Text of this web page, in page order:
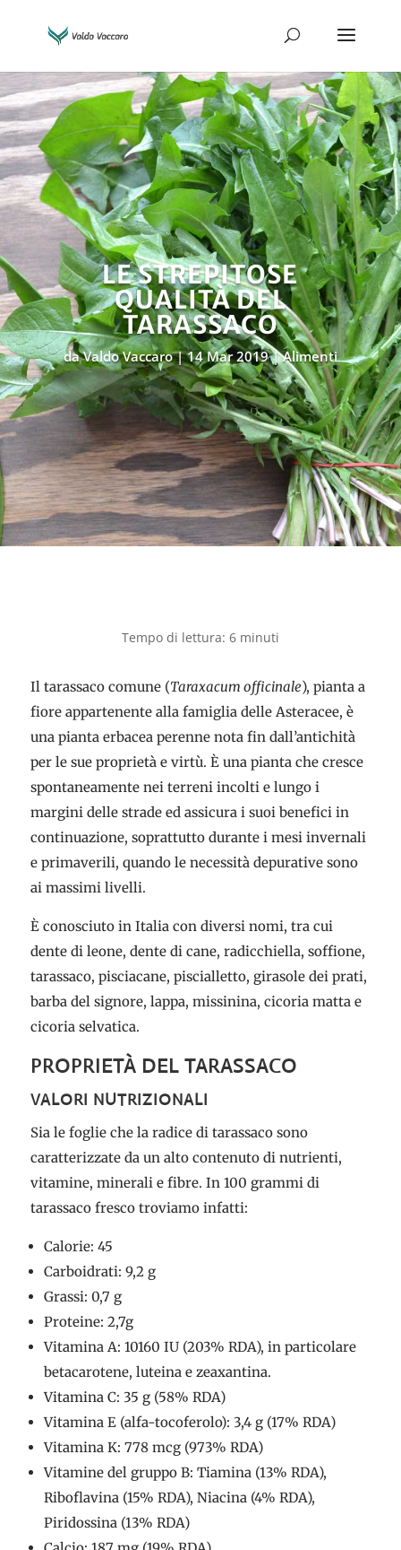
LE STREPITOSE
QUALITÀ DEL
TARASSACO
daValdo Vaccaro 14 Mar 2019 Alimenti
Il tarassaco comune (Taraxacum officinale), pianta a
fiore appartenente alla famiglia delle Asteracee, è
una pianta erbacea perenne nota fin dall’antichità
per le sue proprietà e virtù. È una pianta che cresce
spontaneamente nei terreni incolti e lungo i
margini delle strade ed assicura i suoi benefici in
continuazione, soprattutto durante i mesi invernali
e primaverili, quando le necessità depurative sono
ai massimi livelli.
È conosciuto in Italia con diversi nomi, tra cui
dente di leone, dente di cane, radicchiella, soffione,
tarassaco, pisciacane, piscialletto, girasole dei prati,
barba del signore, lappa, missinina, cicoria matta e
cicoria selvatica.
PROPRIETÀ DEL TARASSACO
VALORI NUTRIZIONALI
Sia le foglie che la radice di tarassaco sono
caratterizzate da un alto contenuto di nutrienti,
vitamine, minerali e fibre. In 100 grammi di
tarassaco fresco troviamo infatti:
Calorie: 45
Carboidrati: 9,2 g
Grassi: 0,7 g
Proteine: 2,7g
Vitamina A: 10160 IU (203% RDA), in particolare
betacarotene, luteina e zeaxantina.
Vitamina C: 35 g (58% RDA)
Vitamina E (alfa-tocoferolo): 3,4 g (17% RDA)
Vitamina K: 778 mcg (973% RDA)
Vitamine del gruppo B: Tiamina (13% RDA),
Riboflavina (15% RDA), Niacina (4% RDA),
Piridossina (13% RDA)